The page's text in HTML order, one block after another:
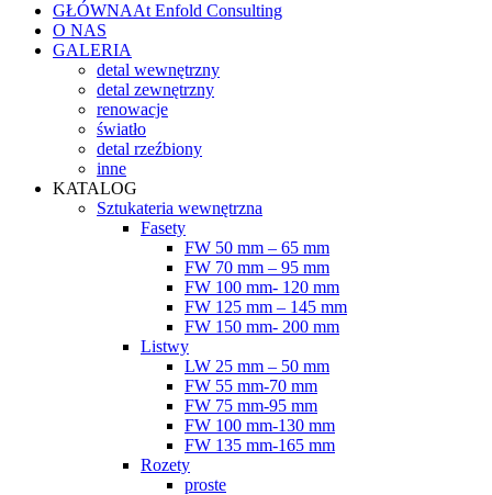
GŁÓWNAAt Enfold Consulting
O NAS
GALERIA
detal wewnętrzny
detal zewnętrzny
renowacje
światło
detal rzeźbiony
inne
KATALOG
Sztukateria wewnętrzna
Fasety
FW 50 mm – 65 mm
FW 70 mm – 95 mm
FW 100 mm- 120 mm
FW 125 mm – 145 mm
FW 150 mm- 200 mm
Listwy
LW 25 mm – 50 mm
FW 55 mm-70 mm
FW 75 mm-95 mm
FW 100 mm-130 mm
FW 135 mm-165 mm
Rozety
proste